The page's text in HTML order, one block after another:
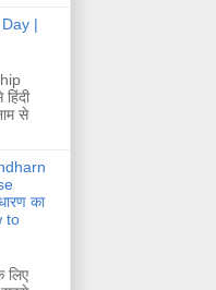
|
से
का
to
लिए